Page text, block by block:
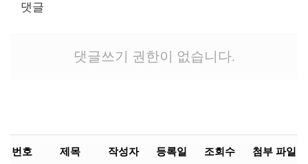
댓글
댓글쓰기 권한이 없습니다.
번호 제목 작성자 등록일 조회수 첨부 파일